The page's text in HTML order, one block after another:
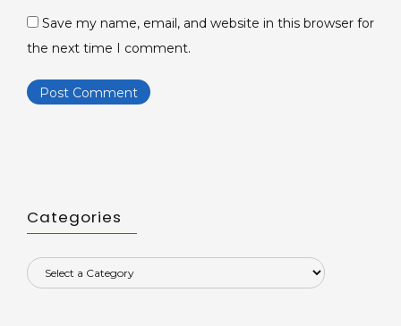
Save my name, email, and website in this browser for
the next time I comment.
Categories